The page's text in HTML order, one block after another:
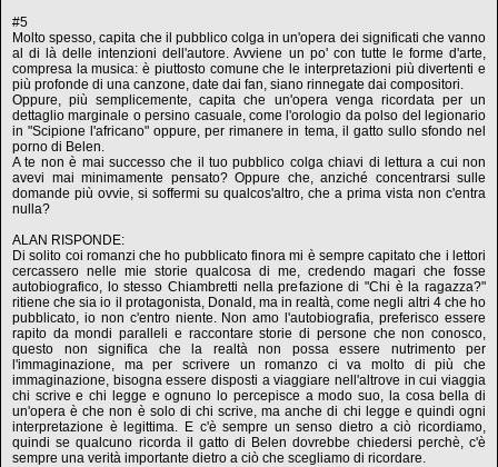
#5
Molto spesso, capita che il pubblico colga in un'opera dei significati che vanno
al di là delle intenzioni dell'autore. Avviene un po' con tutte le forme d'arte,
compresa la musica: è piuttosto comune che le interpretazioni più divertenti e
più profonde di una canzone, date dai fan, siano rinnegate dai compositori.
Oppure, più semplicemente, capita che un'opera venga ricordata per un
dettaglio marginale o persino casuale, come l'orologio da polso del legionario
in "Scipione l'africano" oppure, per rimanere in tema, il gatto sullo sfondo nel
porno di Belen.
A te non è mai successo che il tuo pubblico colga chiavi di lettura a cui non
avevi mai minimamente pensato? Oppure che, anziché concentrarsi sulle
domande più ovvie, si soffermi su qualcos'altro, che a prima vista non c'entra
nulla?
ALAN RISPONDE:
Di solito coi romanzi che ho pubblicato finora mi è sempre capitato che i lettori
cercassero nelle mie storie qualcosa di me, credendo magari che fosse
autobiografico, lo stesso Chiambretti nella prefazione di "Chi è la ragazza?"
ritiene che sia io il protagonista, Donald, ma in realtà, come negli altri 4 che ho
pubblicato, io non c'entro niente. Non amo l'autobiografia, preferisco essere
rapito da mondi paralleli e raccontare storie di persone che non conosco,
questo non significa che la realtà non possa essere nutrimento per
l'immaginazione, ma per scrivere un romanzo ci va molto di più che
immaginazione, bisogna essere disposti a viaggiare nell'altrove in cui viaggia
chi scrive e chi legge e ognuno lo percepisce a modo suo, la cosa bella di
un'opera è che non è solo di chi scrive, ma anche di chi legge e quindi ogni
interpretazione è legittima. E c'è sempre un senso dietro a ciò ricordiamo,
quindi se qualcuno ricorda il gatto di Belen dovrebbe chiedersi perchè, c'è
sempre una verità importante dietro a ciò che scegliamo di ricordare.